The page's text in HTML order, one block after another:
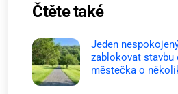
Čtěte také
Jeden
zablokovat
městečka o